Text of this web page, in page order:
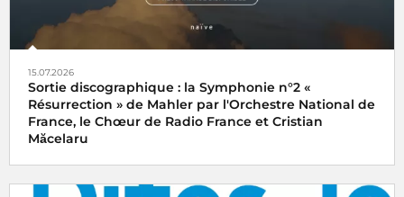
15.07.2026
Sortie discographique : la Symphonie n°2 «
Résurrection » de Mahler par l'Orchestre National de
France, le Chœur de Radio France et Cristian
Măcelaru